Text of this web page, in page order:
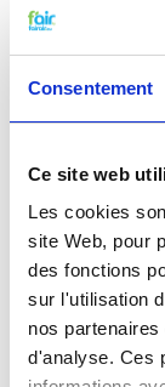
Consentement
Ce site web
Les cookies
site Web, pour
des fonctions
sur l'utilisation
nos
d'analyse. Ces
Vous
filtres VMC
récupération
notre manuel
Vous
probiotiques
Qualité
Les filtres
capture des
EN779